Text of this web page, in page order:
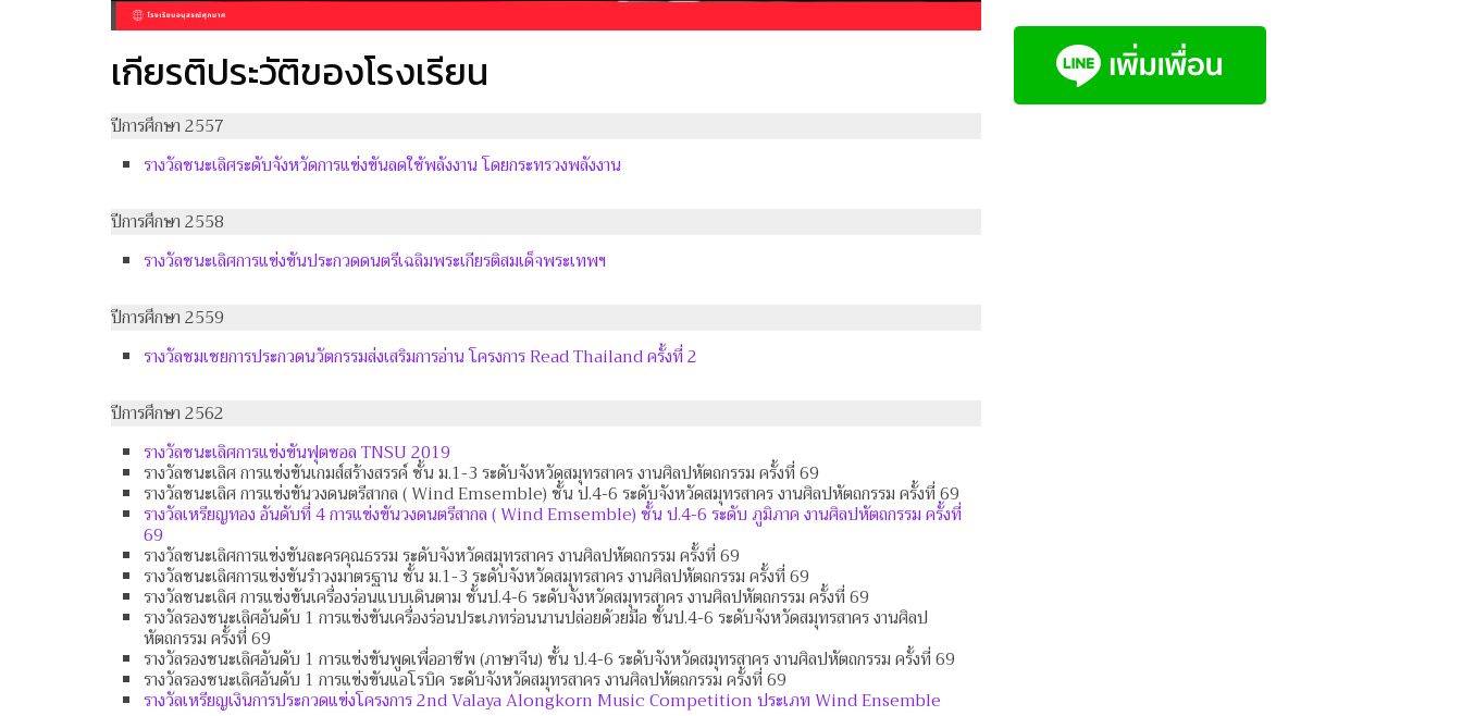
เกียรติประวัติของโรงเรียน
ปีการศึกษา 2557
รางวัลชนะเลิศระดับจังหวัดการแข่งขันลดใช้พลังงาน โดยกระทรวงพลังงาน
ปีการศึกษา 2558
รางวัลชนะเลิศการแข่งขันประกวดดนตรีเฉลิมพระเกียรติสมเด็จพระเทพฯ
ปีการศึกษา 2559
รางวัลชมเชยการประกวดนวัตกรรมส่งเสริมการอ่าน โครงการ Read Thailand ครั้งที่ 2
ปีการศึกษา 2562
รางวัลชนะเลิศการแข่งขันฟุตซอล TNSU 2019
รางวัลชนะเลิศ การแข่งขันเกมส์สร้างสรรค์ ชั้น ม.1-3 ระดับจังหวัดสมุทรสาคร งานศิลปหัตถกรรม ครั้งที่ 69
รางวัลชนะเลิศ การแข่งขันวงดนตรีสากล ( Wind Emsemble) ชั้น ป.4-6 ระดับจังหวัดสมุทรสาคร งานศิลปหัตถกรรม ครั้งที่ 69
รางวัลเหรียญทอง อันดับที่ 4 การแข่งขันวงดนตรีสากล ( Wind Emsemble) ชั้น ป.4-6 ระดับ ภูมิภาค งานศิลปหัตถกรรม ครั้งที่
69
รางวัลชนะเลิศการแข่งขันละครคุณธรรม ระดับจังหวัดสมุทรสาคร งานศิลปหัตถกรรม ครั้งที่ 69
รางวัลชนะเลิศการแข่งขันรำวงมาตรฐาน ชั้น ม.1-3 ระดับจังหวัดสมุทรสาคร งานศิลปหัตถกรรม ครั้งที่ 69
รางวัลชนะเลิศ การแข่งขันเครื่องร่อนแบบเดินตาม ชั้นป.4-6 ระดับจังหวัดสมุทรสาคร งานศิลปหัตถกรรม ครั้งที่ 69
รางวัลรองชนะเลิศอันดับ 1 การแข่งขันเครื่องร่อนประเภทร่อนนานปล่อยด้วยมือ ชั้นป.4-6 ระดับจังหวัดสมุทรสาคร งานศิลป
หัตถกรรม ครั้งที่ 69
รางวัลรองชนะเลิศอันดับ 1 การแข่งขันพูดเพื่ออาชีพ (ภาษาจีน) ชั้น ป.4-6 ระดับจังหวัดสมุทรสาคร งานศิลปหัตถกรรม ครั้งที่ 69
รางวัลรองชนะเลิศอันดับ 1 การแข่งขันแอโรบิค ระดับจังหวัดสมุทรสาคร งานศิลปหัตถกรรม ครั้งที่ 69
รางวัลเหรียญเงินการประกวดแข่งโครงการ 2nd Valaya Alongkorn Music Competition ประเภท Wind Ensemble